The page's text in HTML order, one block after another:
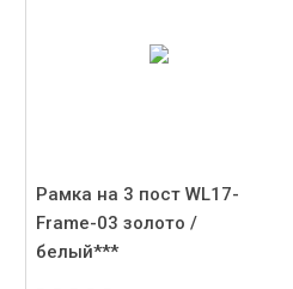
Рамка на 3 пост WL17-
Frame-03 золото /
белый***